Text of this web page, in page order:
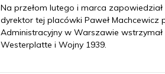
Na przełom lutego i marca
dyrektor tej placówki Paweł Machcewicz
Administracyjny w Warszawie
Westerplatte i Wojny 1939.